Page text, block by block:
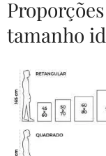
tamanho